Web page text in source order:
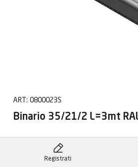
Registrati
ART: 0800023S
Binario 35/21/2 L=3mt